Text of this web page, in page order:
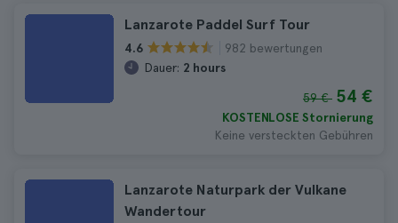
Lanzarote Paddel Surf Tour
4.6
982 bewertungen
Dauer: 2 hours
59 € 54 €
KOSTENLOSE Stornierung
Keine versteckten Gebühren
Lanzarote Naturpark der Vulkane
Wandertour